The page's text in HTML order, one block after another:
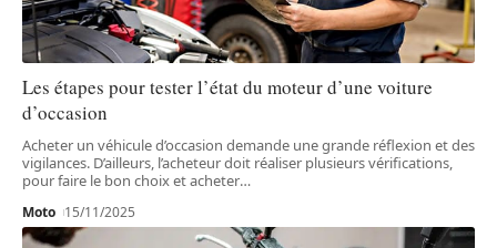
Les étapes pour tester l’état du moteur d’une voiture
d’occasion
Acheter un véhicule d’occasion demande une grande réflexion et des
vigilances. D’ailleurs, l’acheteur doit réaliser plusieurs vérifications,
pour faire le bon choix et acheter…
Moto 15/11/2025